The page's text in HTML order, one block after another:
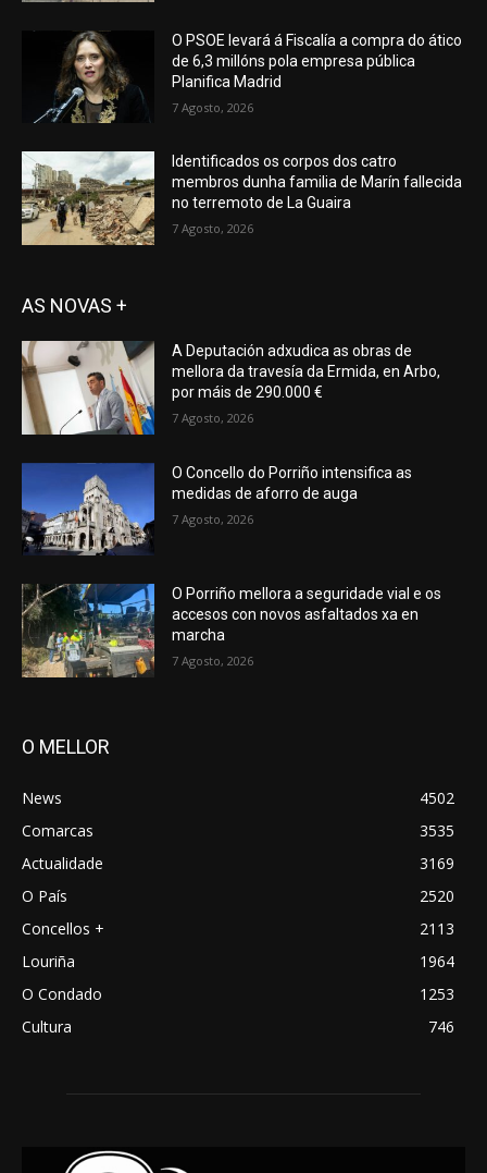
O PSOE levará á Fiscalía a compra do ático
de 6,3 millóns pola empresa pública
Planifica Madrid
7 Agosto, 2026
Identificados os corpos dos catro
membros dunha familia de Marín fallecida
no terremoto de La Guaira
7 Agosto, 2026
AS NOVAS +
A Deputación adxudica as obras de
mellora da travesía da Ermida, en Arbo,
por máis de 290.000 €
7 Agosto, 2026
O Concello do Porriño intensifica as
medidas de aforro de auga
7 Agosto, 2026
O Porriño mellora a seguridade vial e os
accesos con novos asfaltados xa en
marcha
7 Agosto, 2026
O MELLOR
News
4502
Comarcas
3535
Actualidade
3169
O País
2520
Concellos +
2113
Louriña
1964
O Condado
1253
Cultura
746